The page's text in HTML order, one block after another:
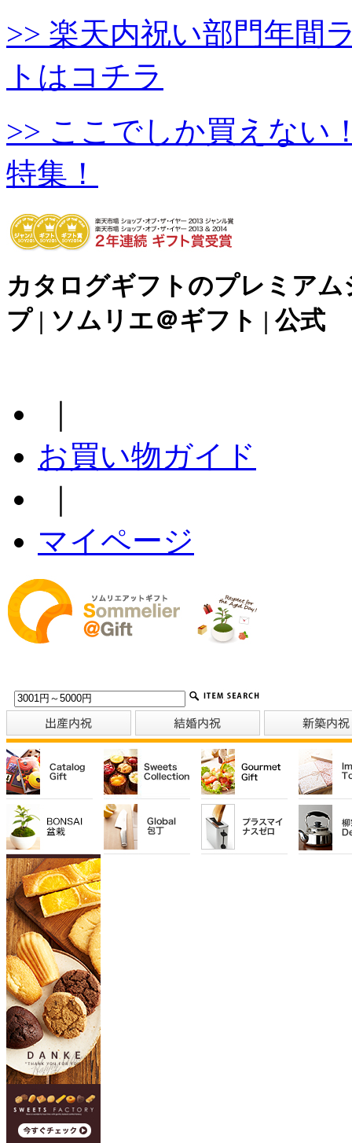
>> 楽天内祝い部門年間
トはコチラ
>> ここでしか買えない
特集！
カタログギフトのプレミアム
プ | ソムリエ＠ギフト | 公式
お買い物ガイド
マイページ